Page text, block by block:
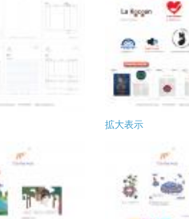
拡大表示